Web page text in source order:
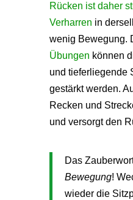
Rücken ist daher
Verharren in
wenig Bewegung.
Übungen können
und tieferliegende
gestärkt werden.
Recken und
und versorgt den
Das
Bewegung!
wieder die